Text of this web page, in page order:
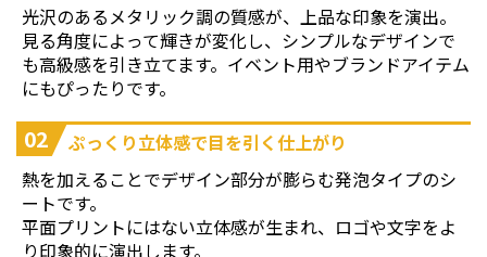
光沢のあるメタリック調の質感が、上品な印象を演出。
見る角度によって輝きが変化し、シンプルなデザインで
も高級感を引き立てます。イベント用やブランドアイテム
にもぴったりです。
02
ぷっくり立体感で目を引く仕上がり
熱を加えることでデザイン部分が膨らむ発泡タイプのシ
ートです。
平面プリントにはない立体感が生まれ、ロゴや文字をよ
り印象的に演出します。